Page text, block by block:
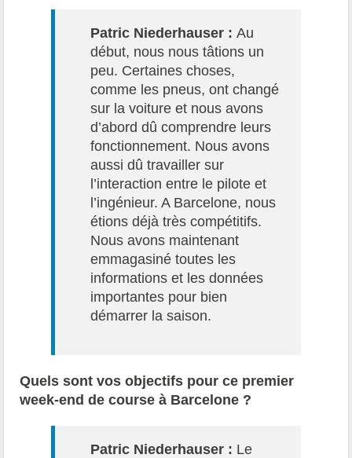
Patric Niederhauser : Au
début, nous nous tâtions un
peu. Certaines choses,
comme les pneus, ont changé
sur la voiture et nous avons
d’abord dû comprendre leurs
fonctionnement. Nous avons
aussi dû travailler sur
l’interaction entre le pilote et
l’ingénieur. A Barcelone, nous
étions déjà très compétitifs.
Nous avons maintenant
emmagasiné toutes les
informations et les données
importantes pour bien
démarrer la saison.
Quels sont vos objectifs pour ce premier
week-end de course à Barcelone ?
Patric Niederhauser : Le